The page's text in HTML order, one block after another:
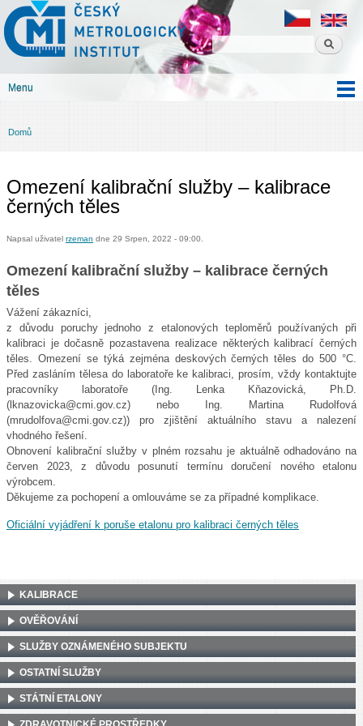
obsahu
Český
metrologický
institut
Menu
Jste zde
Domů
Omezení kalibrační služby – kalibrace
černých těles
Napsal uživatel rzeman dne 29 Srpen, 2022 - 09:00.
Omezení kalibrační služby – kalibrace černých
těles
Vážení zákazníci,
z důvodu poruchy jednoho z etalonových teploměrů používaných při
kalibraci je dočasně pozastavena realizace některých kalibrací černých
těles. Omezení se týká zejména deskových černých těles do 500 °C.
Před zasláním tělesa do laboratoře ke kalibraci, prosím, vždy kontaktujte
pracovníky laboratoře (Ing. Lenka Kňazovická, Ph.D.
(lknazovicka@cmi.gov.cz) nebo Ing. Martina Rudolfová
(mrudolfova@cmi.gov.cz)) pro zjištění aktuálního stavu a nalezení
vhodného řešení.
Obnovení kalibrační služby v plném rozsahu je aktuálně odhadováno na
červen 2023, z důvodu posunutí termínu doručení nového etalonu
výrobcem.
Děkujeme za pochopení a omlouváme se za případné komplikace.
Oficiální vyjádření k poruše etalonu pro kalibraci černých těles
KALIBRACE
OVĚŘOVÁNÍ
SLUŽBY OZNÁMENÉHO SUBJEKTU
OSTATNÍ SLUŽBY
STÁTNÍ ETALONY